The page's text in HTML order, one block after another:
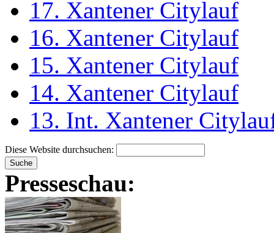
17. Xantener Citylauf
16. Xantener Citylauf
15. Xantener Citylauf
14. Xantener Citylauf
13. Int. Xantener
Diese Website durchsuchen:
Presseschau: